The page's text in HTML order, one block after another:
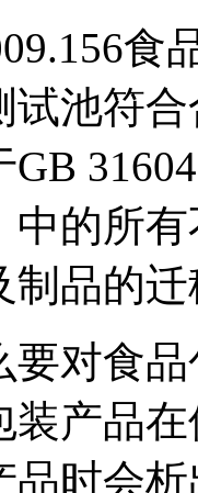
食
试池符合
GB
中的所
制品的
要对食
装产品
品时会